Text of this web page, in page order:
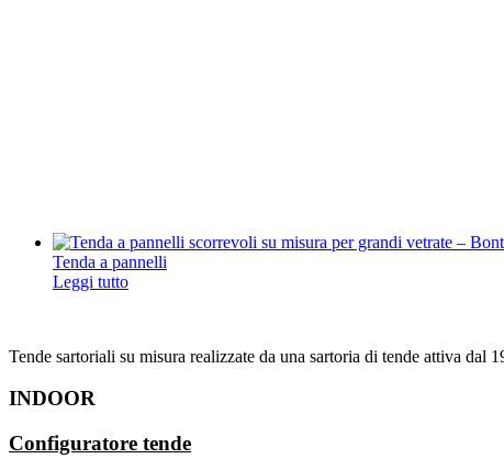
Tenda a pannelli
Leggi tutto
Tende sartoriali su misura realizzate da una sartoria di tende attiva
INDOOR
Configuratore tende